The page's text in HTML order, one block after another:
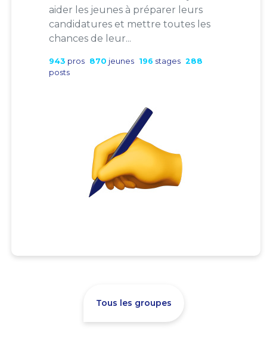
aider les jeunes à préparer leurs
candidatures et mettre toutes les
chances de leur...
943 pros 870 jeunes 196 stages 288
posts
Tous les groupes